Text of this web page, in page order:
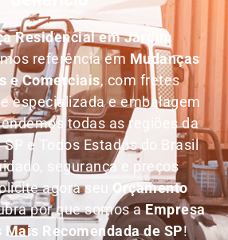
Residencial em Jardim
referência em Mudanças
e Comerciais, com fretes
especializada e embalagem
todas as regiões da
e Todos Estados do Brasil
segurança e preços
agora seu
O rçamento
por que somos aEmpresa
Recomendada de SP!